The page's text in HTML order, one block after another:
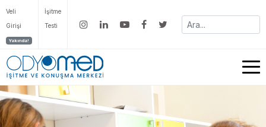
Veli
Girişi
Yakında!
İşitme
Testi